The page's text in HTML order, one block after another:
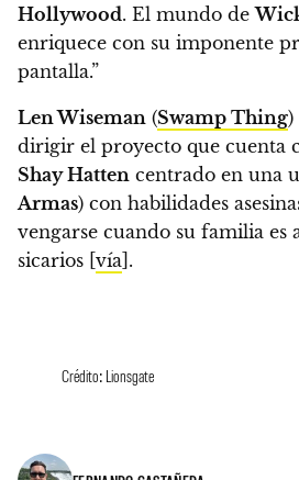
Hollywood. El mundo de
enriquece con su imponente
pantalla.”
Len Wiseman (Swamp Thing)
dirigir el proyecto que cuenta
Shay Hatten centrado en una
Armas) con habilidades
vengarse cuando su familia es
sicarios [vía].
Crédito: Lionsgate